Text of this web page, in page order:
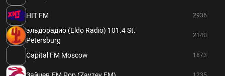
HIT FM 2936
эльдорадио (Eldo Radio) 101.4 St.
Petersburg
2140
Capital FM Moscow 1873